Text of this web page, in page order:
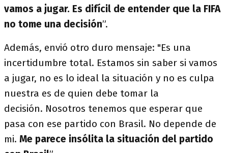
vamos a jugar. Es difícil de entender que la FIFA
no tome una decisión”.
Además, envió otro duro mensaje: "Es una
incertidumbre total. Estamos sin saber si vamos
a jugar, no es lo ideal la situación y no es culpa
nuestra es de quien debe tomar la
decisión. Nosotros tenemos que esperar que
pasa con ese partido con Brasil. No depende de
mi. Me parece insólita la situación del partido